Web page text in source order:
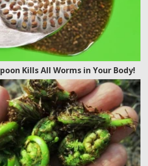
Kills All Worms in Your Body!